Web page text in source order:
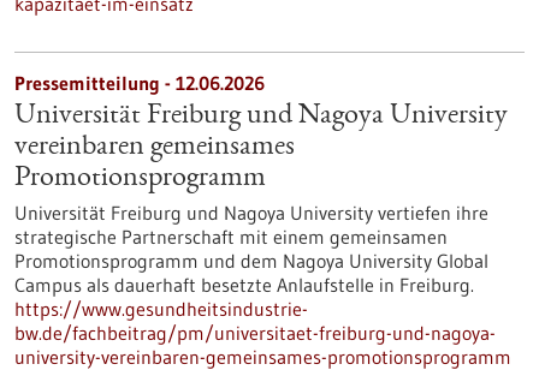
Pressemitteilung - 12.06.2026
Universität Freiburg und Nagoya University
vereinbaren gemeinsames
Promotionsprogramm
Universität Freiburg und Nagoya University vertiefen ihre
strategische Partnerschaft mit einem gemeinsamen
Promotionsprogramm und dem Nagoya University Global
Campus als dauerhaft besetzte Anlaufstelle in Freiburg.
https://www.gesundheitsindustrie-
bw.de/fachbeitrag/pm/universitaet-freiburg-und-nagoya-
university-vereinbaren-gemeinsames-promotionsprogramm